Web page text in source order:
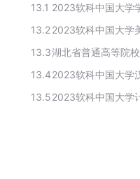
13.1
13.2
13.3湖北省普通高等院校
13.4
13.5